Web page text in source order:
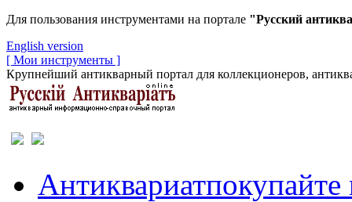
Для пользования инструментами на портале "Русский
English version
[ Мои инструменты ]
Крупнейший антикварный портал для коллекционеров,
Антиквариатпокупайте